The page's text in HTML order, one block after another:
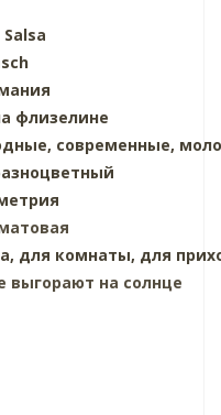
Salsa
флизелине
современные,
для комнаты, для
на солнце